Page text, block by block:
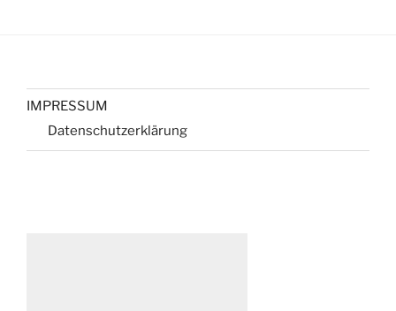
IMPRESSUM
Datenschutzerklärung